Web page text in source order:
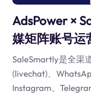
AdsPower ×
媒矩阵账号运
SaleSmartly是全渠
(livechat)、
Instagram、